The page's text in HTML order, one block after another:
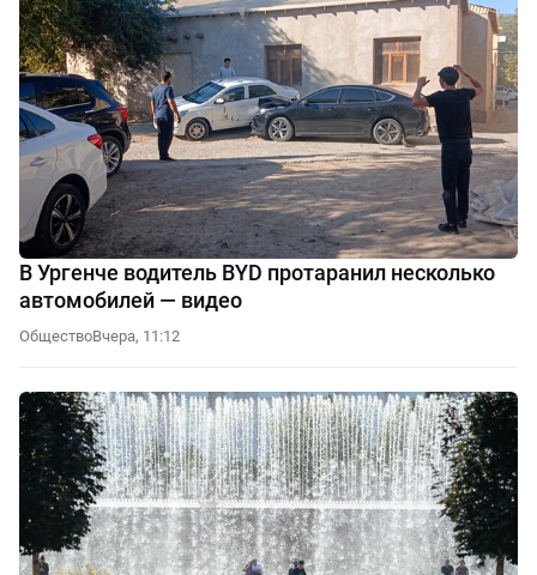
В Ургенче водитель BYD протаранил несколько
автомобилей — видео
ОбществоВчера, 11:12